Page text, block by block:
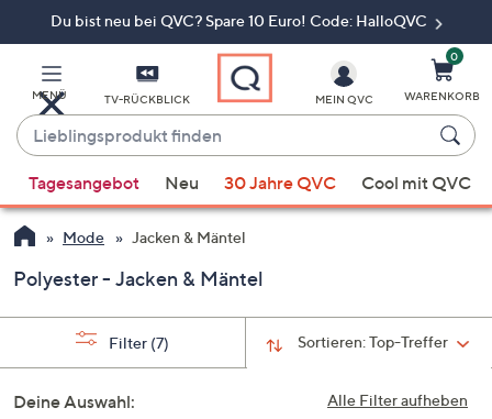
Du bist neu bei QVC? Spare 10 Euro! Code: HalloQVC
MENÜ TV-RÜCKBLICK
Lieblingsprodukt
finden
Vorschläge
verfügbar
sind,
verwenden
oben
MEIN QVC
0
WARENKORB
Tagesangebot Neu 30 Jahre QVC Cool mit QVC
Mode Jacken & Mäntel
Polyester - Jacken & Mäntel
Sortieren:Top-Treffer
Filter (7)
Alle Filter aufheben
Deine Auswahl: